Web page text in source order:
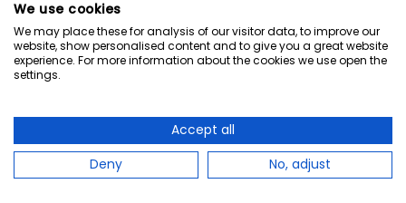
Vil du forstå hvordan deepfakes fungerer – og hvordan du
beskytter deg selv og din organisasjon? Vårt kurs om AI-
drevne trusler og deepfakes hjelper medarbeidere med å
gjenkjenne moderne angrepsmetoder og handle sikkert.
We use cookies
We may place these for analysis of our visitor data, to improve our
website, show personalised content and to give you a great website
experience. For more information about the cookies we use open the
settings.
Accept all
Deny
No, adjust